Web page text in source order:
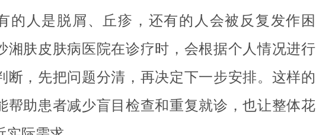
的人是脱屑、丘疹，还有的人会被反复发作困
湘肤皮肤病医院在诊疗时，会根据个人情况进行
断，先把问题分清，再决定下一步安排。这样的
帮助患者减少盲目检查和重复就诊，也让整体花